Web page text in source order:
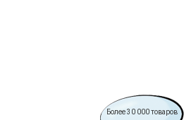
Более 30 000 товаров